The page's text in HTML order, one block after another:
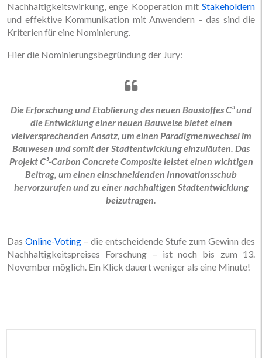
Nachhaltigkeitswirkung, enge Kooperation mit Stakeholdern
und effektive Kommunikation mit Anwendern – das sind die
Kriterien für eine Nominierung.
Hier die Nominierungsbegründung der Jury:
Die Erforschung und Etablierung des neuen Baustoffes C³ und
die Entwicklung einer neuen Bauweise bietet einen
vielversprechenden Ansatz, um einen Paradigmenwechsel im
Bauwesen und somit der Stadtentwicklung einzuläuten. Das
Projekt C³-Carbon Concrete Composite leistet einen wichtigen
Beitrag, um einen einschneidenden Innovationsschub
hervorzurufen und zu einer nachhaltigen Stadtentwicklung
beizutragen.
Das Online-Voting – die entscheidende Stufe zum Gewinn des
Nachhaltigkeitspreises Forschung – ist noch bis zum 13.
November möglich. Ein Klick dauert weniger als eine Minute!